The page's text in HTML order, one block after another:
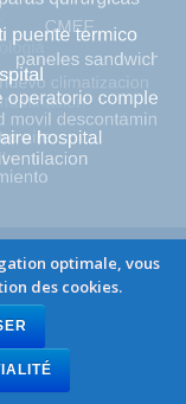
optimale, vous
des cookies.